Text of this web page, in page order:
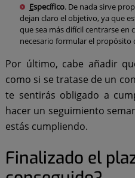
Específico. De nada sirve
dejan claro el objetivo, ya que
que sea más difícil centrarse en
necesario formular el propósito
Por último, cabe añadir
como si se tratase de un
te sentirás obligado a
hacer un seguimiento
estás cumpliendo.
Finalizado el